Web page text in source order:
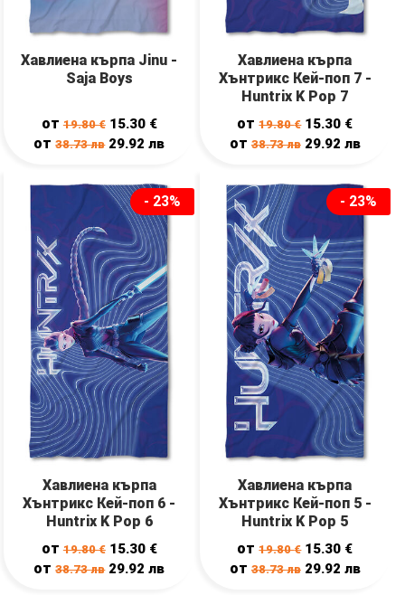
Хавлиена кърпа Jinu -
Saja Boys
от19.80€ 15.30 €
от38.73лв 29.92лв
Хавлиена кърпа
Хънтрикс Кей-поп 7 -
Huntrix K Pop 7
от19.80€ 15.30 €
от 38.73лв 29.92 лв
- 23%
Хавлиена кърпа
Хънтрикс Кей-поп 6 -
Huntrix K Pop 6
от19.80€ 15.30 €
от38.73лв 29.92лв
- 23%
Хавлиена кърпа
Хънтрикс Кей-поп 5 -
Huntrix K Pop 5
от19.80€ 15.30 €
от 38.73лв 29.92 лв